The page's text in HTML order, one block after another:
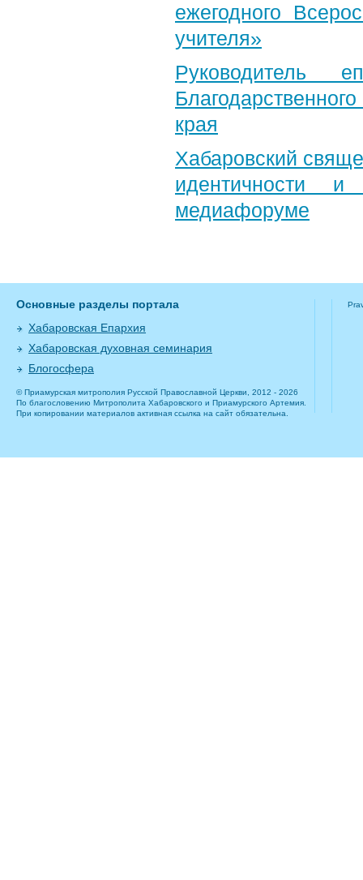
ежегодного
учителя»
Руководитель
края
Хабаровский
идентичности
медиафоруме
Основные разделы портала
Хабаровская Епархия
Хабаровская духовная семинария
Блогосфера
© Приамурская митрополия Русской Православной Церкви, 2012 - 2026
По благословению Митрополита Хабаровского и Приамурского Артемия.
При копировании материалов активная ссылка на сайт обязательна.